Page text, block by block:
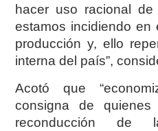
hacer uso racional
estamos incidiendo en
producción y, ello
interna del país”,
Acotó que
consigna de
reconducción de